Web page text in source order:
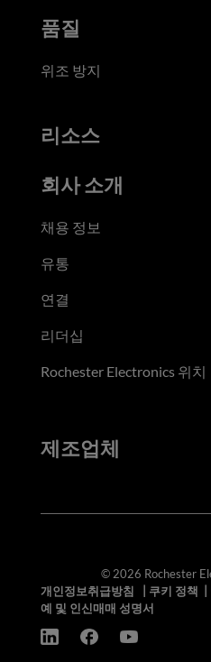
품질
위조 방지
리소스
회사 소개
채용 정보
유통
연결
리더십
Rochester Electronics 위치
제조업체
© 2026 Rochester
개인정보취급방침
쿠키 정책
예 및 인신매매 성명서